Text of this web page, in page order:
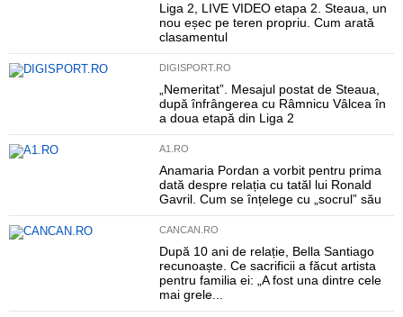
Liga 2, LIVE VIDEO etapa 2. Steaua, un
nou eșec pe teren propriu. Cum arată
clasamentul
DIGISPORT.RO
„Nemeritat”. Mesajul postat de Steaua,
după înfrângerea cu Râmnicu Vâlcea în
a doua etapă din Liga 2
A1.RO
Anamaria Pordan a vorbit pentru prima
dată despre relația cu tatăl lui Ronald
Gavril. Cum se înțelege cu „socrul” său
CANCAN.RO
După 10 ani de relație, Bella Santiago
recunoaște. Ce sacrificii a făcut artista
pentru familia ei: „A fost una dintre cele
mai grele...